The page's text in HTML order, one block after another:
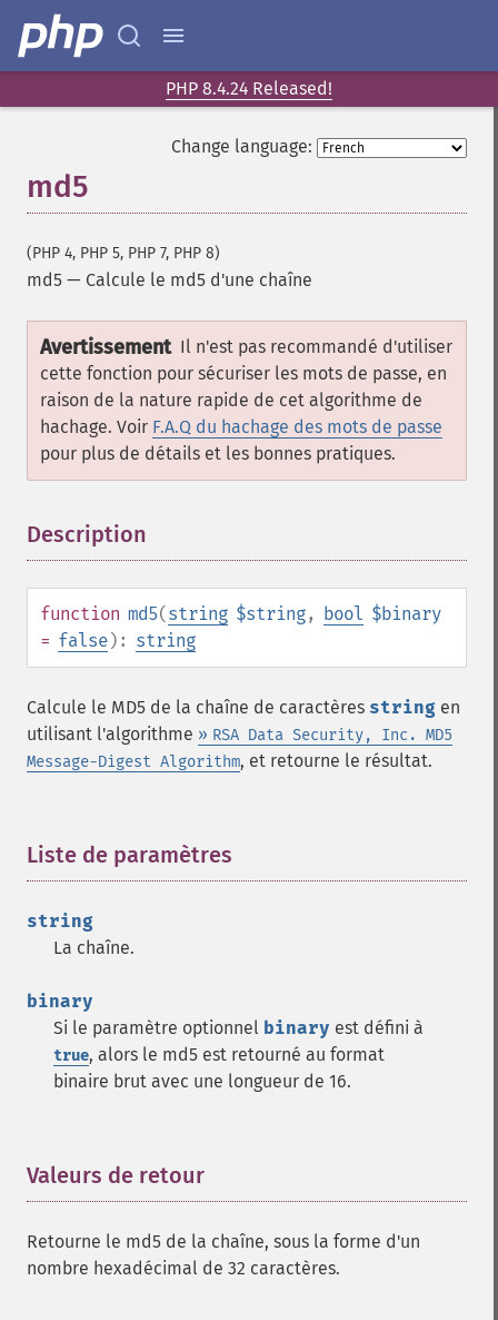
PHP 8.4.24 Released!
Change language:
md5
(PHP 4, PHP 5, PHP 7, PHP 8)
md5 — Calcule le md5 d'une chaîne
Avertissement Il n'est pas recommandé d'utiliser
cette fonction pour sécuriser les mots de passe, en
raison de la nature rapide de cet algorithme de
hachage. Voir F.A.Q du hachage des mots de passe
pour plus de détails et les bonnes pratiques.
Description
function md5(string $string, bool $binary
= false): string
Calcule le MD5 de la chaîne de caractères string en
utilisant l'algorithme » RSA Data Security, Inc. MD5
Message-Digest Algorithm, et retourne le résultat.
Liste de paramètres
string
La chaîne.
binary
Si le paramètre optionnel binary est défini à
true, alors le md5 est retourné au format
binaire brut avec une longueur de 16.
Valeurs de retour
Retourne le md5 de la chaîne, sous la forme d'un
nombre hexadécimal de 32 caractères.